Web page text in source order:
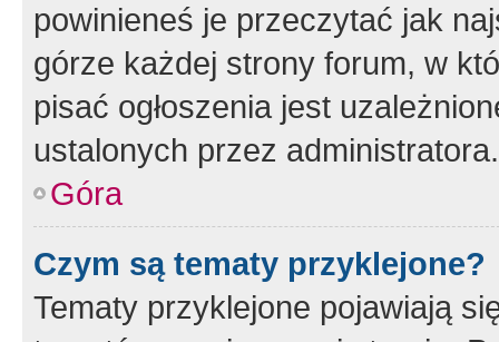
powinieneś je przeczytać jak
górze każdej strony forum, w
pisać ogłoszenia jest
ustalonych przez administratora.
Góra
Czym są tematy przyklejone?
Tematy przyklejone pojawiają